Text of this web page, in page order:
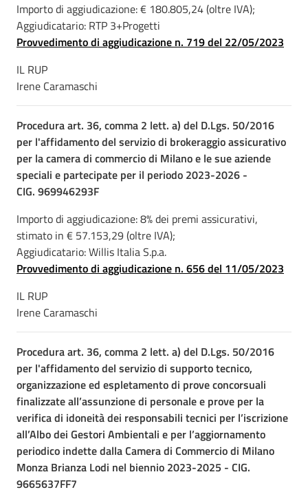
Importo di aggiudicazione: € 180.805,24 (oltre IVA);
Aggiudicatario: RTP 3+Progetti
Provvedimento di aggiudicazione n. 719 del 22/05/2023
IL RUP
Irene Caramaschi
Procedura art. 36, comma 2 lett. a) del D.Lgs. 50/2016
per l'affidamento del servizio di brokeraggio assicurativo
per la camera di commercio di Milano e le sue aziende
speciali e partecipate per il periodo 2023-2026 -
CIG. 969946293F
Importo di aggiudicazione: 8% dei premi assicurativi,
stimato in € 57.153,29 (oltre IVA);
Aggiudicatario: Willis Italia S.p.a.
Provvedimento di aggiudicazione n. 656 del 11/05/2023
IL RUP
Irene Caramaschi
Procedura art. 36, comma 2 lett. a) del D.Lgs. 50/2016
per l'affidamento del servizio di supporto tecnico,
organizzazione ed espletamento di prove concorsuali
finalizzate all’assunzione di personale e prove per la
verifica di idoneità dei responsabili tecnici per l’iscrizione
all’Albo dei Gestori Ambientali e per l’aggiornamento
periodico indette dalla Camera di Commercio di Milano
Monza Brianza Lodi nel biennio 2023-2025 - CIG.
9665637FF7